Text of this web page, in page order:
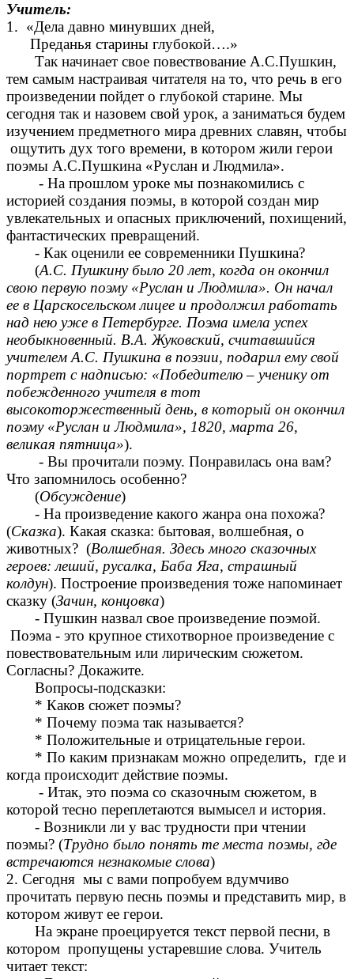
Учитель:
1. «Дела давно минувших дней,
Преданья старины глубокой….»
Так начинает свое повествование А.С.Пушкин,
тем самым настраивая читателя на то, что речь в его
произведении пойдет о глубокой старине. Мы
сегодня так и назовем свой урок, а заниматься будем
изучением предметного мира древних славян, чтобы
ощутить дух того времени, в котором жили герои
поэмы А.С.Пушкина «Руслан и Людмила».
- На прошлом уроке мы познакомились с
историей создания поэмы, в которой создан мир
увлекательных и опасных приключений, похищений,
фантастических превращений.
- Как оценили ее современники Пушкина?
(А.С. Пушкину было 20 лет, когда он окончил
свою первую поэму «Руслан и Людмила». Он начал
ее в Царскосельском лицее и продолжил работать
над нею уже в Петербурге. Поэма имела успех
необыкновенный. В.А. Жуковский, считавшийся
учителем А.С. Пушкина в поэзии, подарил ему свой
портрет с надписью: «Победителю – ученику от
побежденного учителя в тот
высокоторжественный день, в который он окончил
поэму «Руслан и Людмила», 1820, марта 26,
великая пятница»).
- Вы прочитали поэму. Понравилась она вам?
Что запомнилось особенно?
(Обсуждение)
- На произведение какого жанра она похожа?
(Сказка). Какая сказка: бытовая, волшебная, о
животных? (Волшебная. Здесь много сказочных
героев: леший, русалка, Баба Яга, страшный
колдун). Построение произведения тоже напоминает
сказку (Зачин, концовка)
- Пушкин назвал свое произведение поэмой.
Поэма - это крупное стихотворное произведение с
повествовательным или лирическим сюжетом.
Согласны? Докажите.
Вопросы-подсказки:
* Каков сюжет поэмы?
* Почему поэма так называется?
* Положительные и отрицательные герои.
* По каким признакам можно определить, где и
когда происходит действие поэмы.
- Итак, это поэма со сказочным сюжетом, в
которой тесно переплетаются вымысел и история.
- Возникли ли у вас трудности при чтении
поэмы? (Трудно было понять те места поэмы, где
встречаются незнакомые слова)
2. Сегодня мы с вами попробуем вдумчиво
прочитать первую песнь поэмы и представить мир, в
котором живут ее герои.
На экране проецируется текст первой песни, в
котором пропущены устаревшие слова. Учитель
читает текст: